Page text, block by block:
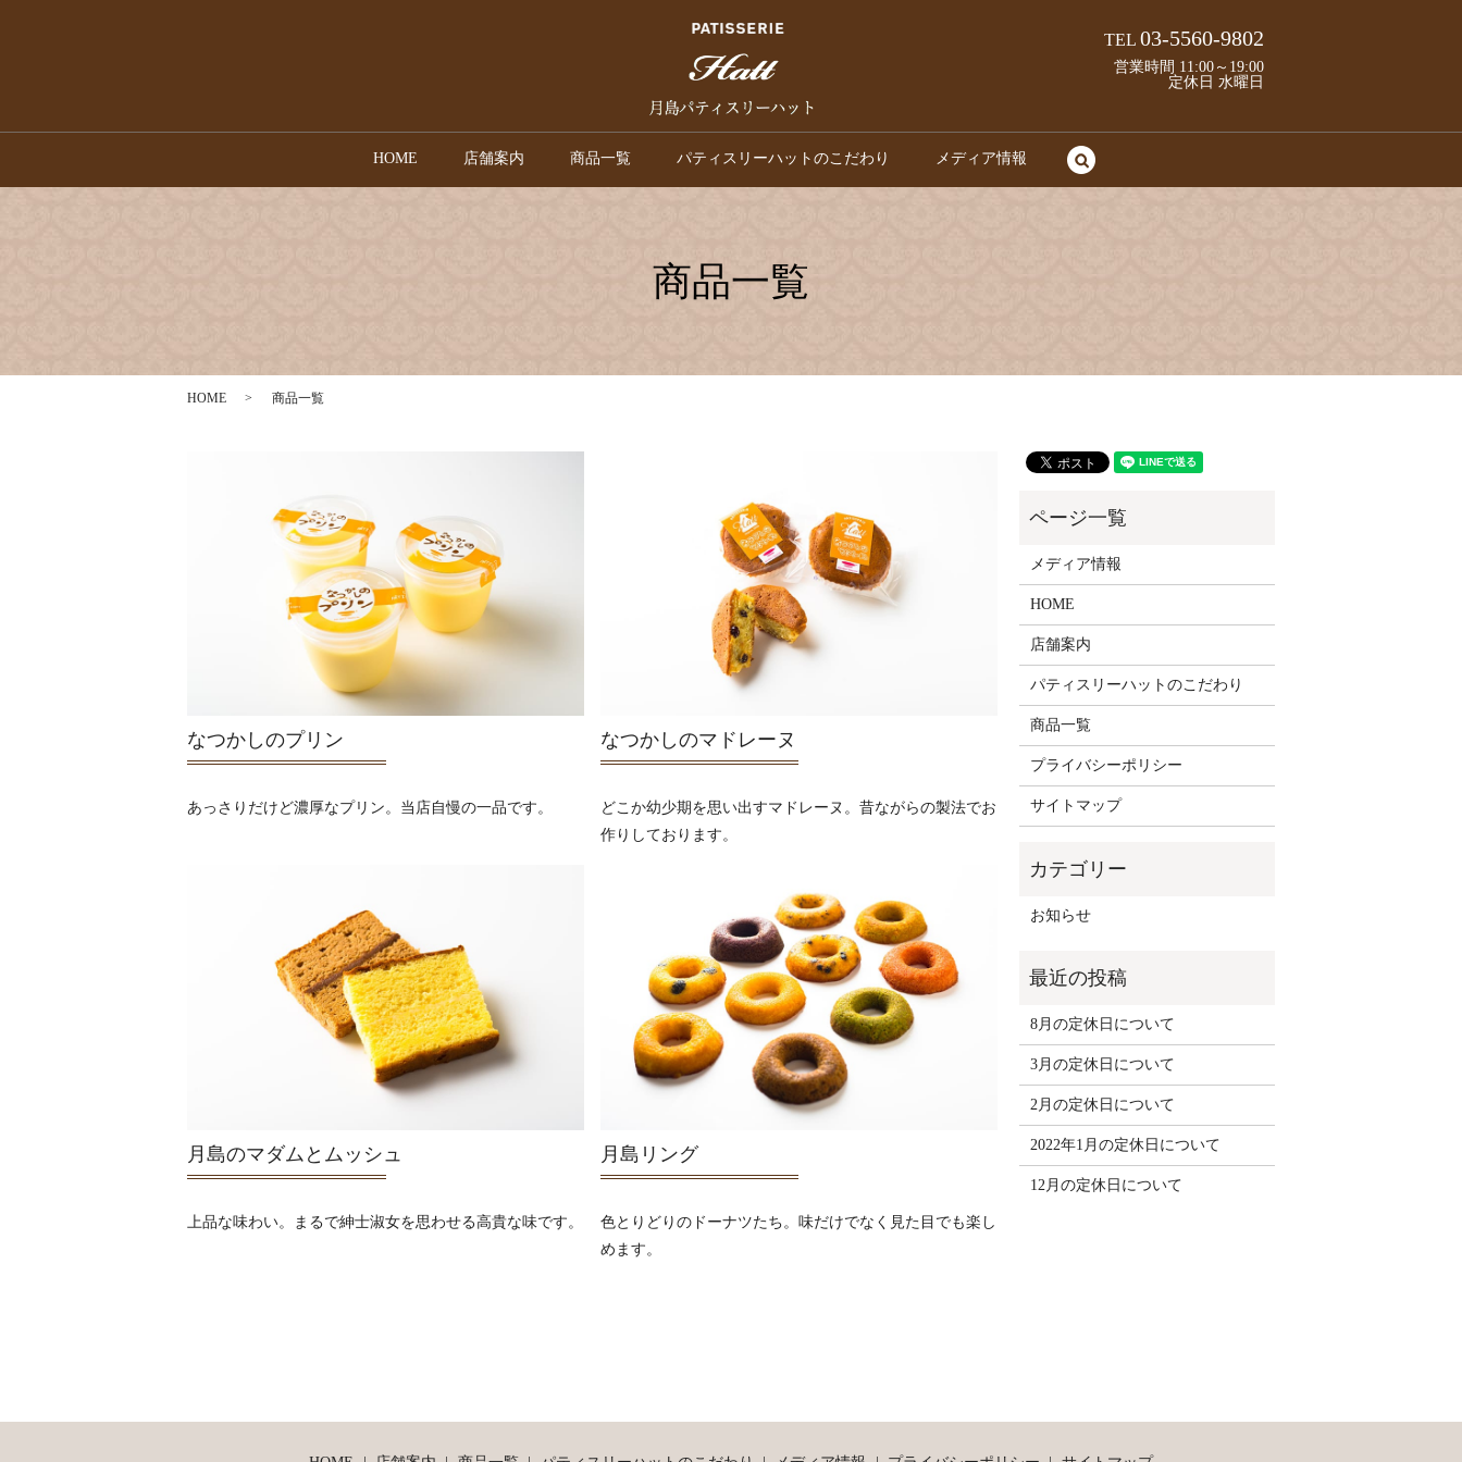
HOME 店舗案内 商品一覧 パティスリーハットのこだわり メディア情報 search
TEL 03-5560-9802
営業時間 11:00～19:00
定休日 水曜日
商品一覧
HOME 商品一覧
なつかしのプリン
あっさりだけど濃厚なプリン。当店自慢の一品です。
なつかしのマドレーヌ
どこか幼少期を思い出すマドレーヌ。昔ながらの製法でお
作りしております。
月島のマダムとムッシュ
上品な味わい。まるで紳士淑女を思わせる高貴な味です。
月島リング
色とりどりのドーナツたち。味だけでなく見た目でも楽し
めます。
メディア情報
HOME
店舗案内
パティスリーハットのこだわり
商品一覧
プライバシーポリシー
サイトマップ
お知らせ
8月の定休日について
3月の定休日について
2月の定休日について
2022年1月の定休日について
12月の定休日について